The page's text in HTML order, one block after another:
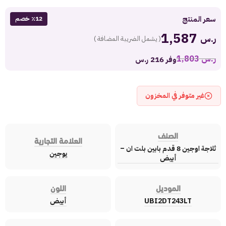
سعر المنتج ٪12 خصم
ر.س ( يشمل الضريبة المضافة )
ر.س1,803 وفر 216 ر.س
غير متوفر في المخزون
الصنف
ثلاجة اوجين 8 قدم بابين بلت ان –
أبيض
العلامة التجارية
يوجين
الموديل
UBI2DT243LT
اللون
أبيض